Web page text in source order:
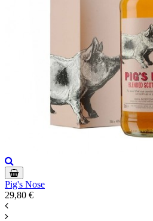
Pig's Nose
29,80 €